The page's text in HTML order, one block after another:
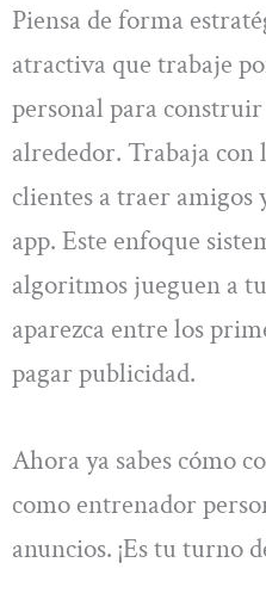
Piensa de forma
atractiva que trabaje
personal para
alrededor. Trabaja con
clientes a traer amigos
app. Este enfoque
algoritmos jueguen a
aparezca entre los
pagar publicidad.
Ahora ya sabes cómo
como entrenador
anuncios. ¡Es tu turno